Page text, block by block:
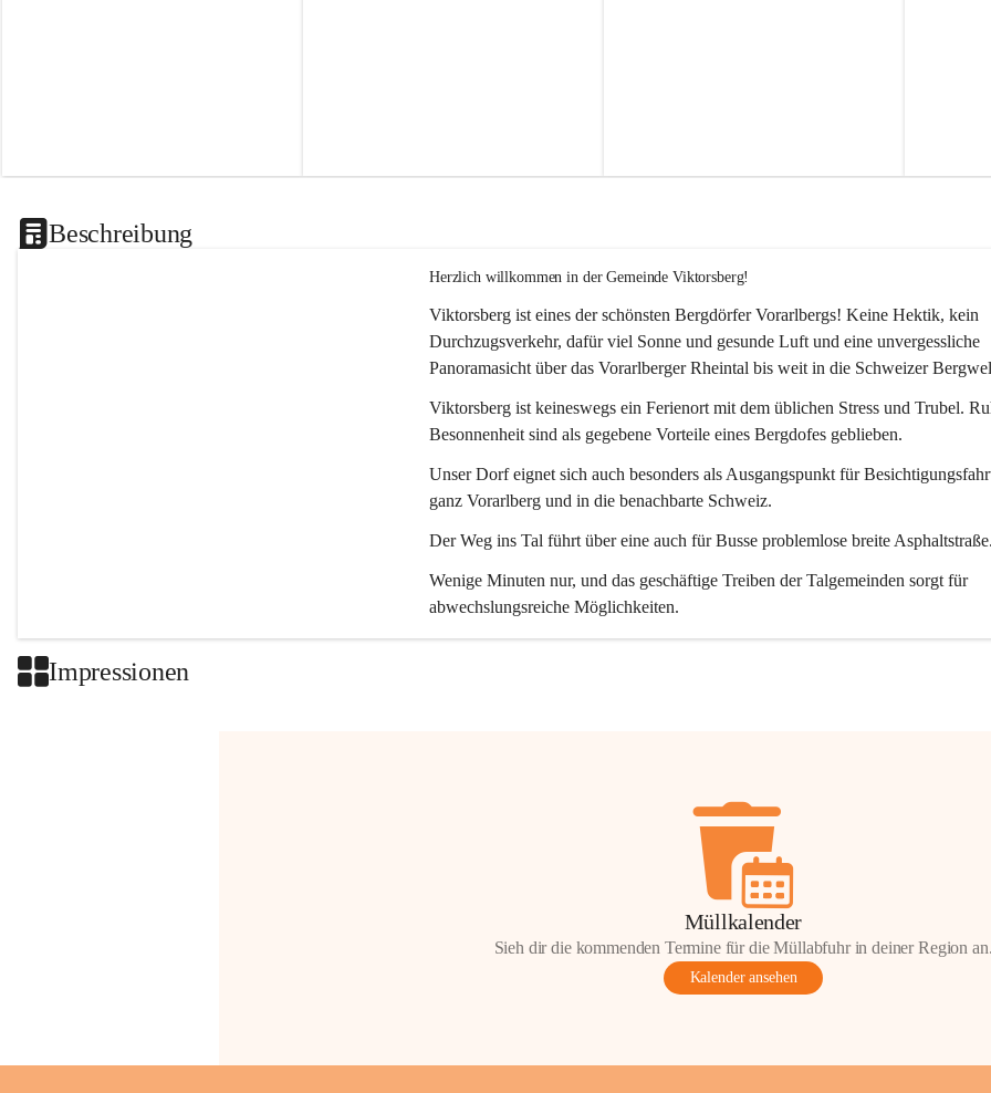
Beschreibung
Herzlich willkommen in der Gemeinde Viktorsberg!
Viktorsberg ist eines der schönsten Bergdörfer Vorarlbergs! Keine Hektik, kein
Durchzugsverkehr, dafür viel Sonne und gesunde Luft und eine unvergessliche
Panoramasicht über das Vorarlberger Rheintal bis weit in die Schweizer
Viktorsberg ist keineswegs ein Ferienort mit dem üblichen Stress und Trubel.
Besonnenheit sind als gegebene Vorteile eines Bergdofes geblieben.
Unser Dorf eignet sich auch besonders als Ausgangspunkt für
ganz Vorarlberg und in die benachbarte Schweiz.
Der Weg ins Tal führt über eine auch für Busse problemlose breite
Wenige Minuten nur, und das geschäftige Treiben der Talgemeinden sorgt für
abwechslungsreiche Möglichkeiten.
Impressionen
Müllkalender
Sieh dir die kommenden Termine für die Müllabfuhr in deiner Region
Kalender ansehen